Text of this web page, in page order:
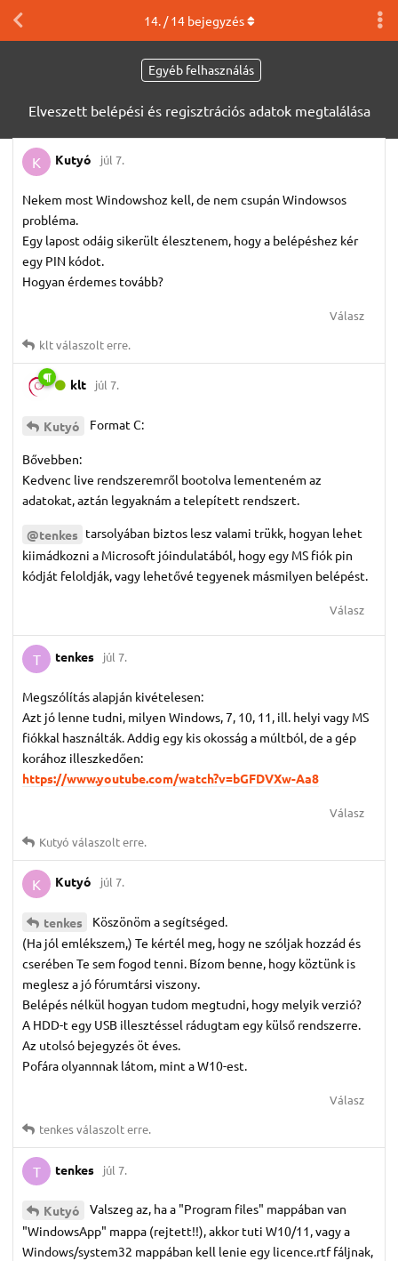
Egyéb felhasználás
Elveszett belépési és regisztrációs adatok megtalálása
14. /14bejegyzés
K Kutyó júl 7.
Nekem most Windowshoz kell, de nem csupán Windowsos
probléma.
Egy lapost odáig sikerült élesztenem, hogy a belépéshez kér
egy PIN kódot.
Hogyan érdemes tovább?
Válasz
kltválaszolt erre.
klt júl 7.
Kutyó Format C:
Bővebben:
Kedvenc live rendszeremről bootolva lementeném az
adatokat, aztán legyaknám a telepített rendszert.
@tenkes tarsolyában biztos lesz valami trükk, hogyan lehet
kiimádkozni a Microsoft jóindulatából, hogy egy MS fiók pin
kódját feloldják, vagy lehetővé tegyenek másmilyen belépést.
Válasz
T tenkes júl 7.
Megszólítás alapján kivételesen:
Azt jó lenne tudni, milyen Windows, 7, 10, 11, ill. helyi vagy MS
fiókkal használták. Addig egy kis okosság a múltból, de a gép
korához illeszkedően:
https://www.youtube.com/watch?v=bGFDVXw-Aa8
Válasz
Kutyó válaszolt erre.
K Kutyó júl 7.
tenkes
Köszönöm a segítséged.
(Ha jól emlékszem,) Te kértél meg, hogy ne szóljak hozzád és
cserében Te sem fogod tenni. Bízom benne, hogy köztünk is
meglesz a jó fórumtársi viszony.
Belépés nélkül hogyan tudom megtudni, hogy melyik verzió?
A HDD-t egy USB illesztéssel rádugtam egy külső rendszerre.
Az utolsó bejegyzés öt éves.
Pofára olyannnak látom, mint a W10-est.
Válasz
tenkesválaszolt erre.
T tenkes júl 7.
Kutyó
Valszeg az, ha a "Program files" mappában van
"WindowsApp" mappa (rejtett!!), akkor tuti W10/11, vagy a
Windows/system32 mappában kell lenie egy licence.rtf fáljnak,